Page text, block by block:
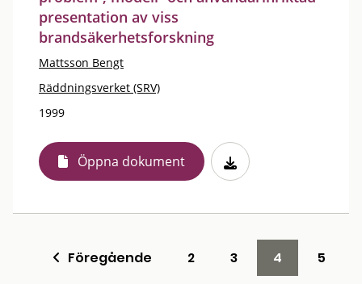
presentation av viss
brandsäkerhetsforskning
Mattsson Bengt
Räddningsverket (SRV)
1999
Öppna dokument
Föregående 2 3 4
5